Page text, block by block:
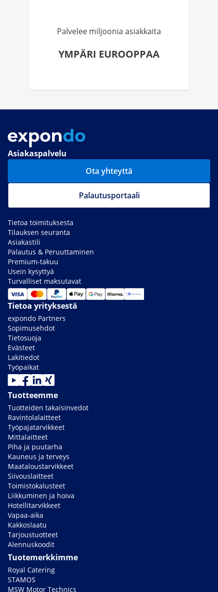
Palvelee miljoonia asiakkaita
YMPÄRI EUROOPPAA
Asiakaspalvelu
Ota yhteyttä
Palautusportaali
Tietoa toimituksesta
Tilauksen seuranta
Asiakastili
Palautus & Peruuttaminen
Premium-takuu
Usein kysyttyä
Turvalliset maksutavat
Tietoa yrityksestä
expondo Partners
Sopimusehdot
Tietosuoja
Evästeet
Lakitiedot
Työpaikat
Tuotteemme
Tuotteiden takaisinvedot
Ravintolalaitteet
Työpajatarvikkeet
Mittalaitteet
Piha ja puutarha
Kauneus ja terveys
Maataloustarvikkeet
Siivouslaitteet
Toimistokalusteet
Liikkuminen ja hoiva
Hotellitarvikkeet
Vapaa-aika
Kakkoslaatu
Tarjoustuotteet
Alennuskoodit
Tuotemerkkimme
Royal Catering
STAMOS
MSW Motor Technics